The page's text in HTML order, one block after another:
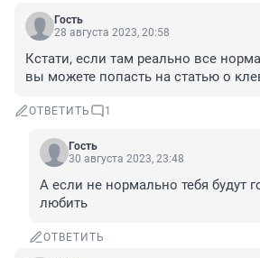
Гость
28 августа 2023, 20:58
Кстати, если там реально все
вы можете попасть на статью о
ОТВЕТИТЬ 1
Гость
30 августа 2023, 23:48
А если не нормально тебя будут
любить
ОТВЕТИТЬ